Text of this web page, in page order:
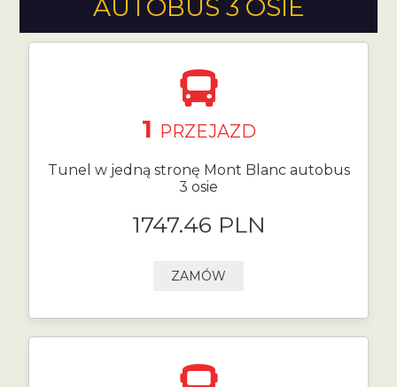
AUTOBUS 3 OSIE
1 PRZEJAZD
Tunel w jedną stronę Mont Blanc autobus
3 osie
1747.46 PLN
ZAMÓW